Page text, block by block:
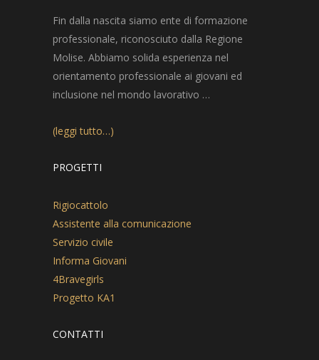
Fin dalla nascita siamo ente di formazione
professionale, riconosciuto dalla Regione
Molise. Abbiamo solida esperienza nel
orientamento professionale ai giovani ed
inclusione nel mondo lavorativo …
(leggi tutto…)
PROGETTI
Rigiocattolo
Assistente alla comunicazione
Servizio civile
Informa Giovani
4Bravegirls
Progetto KA1
CONTATTI